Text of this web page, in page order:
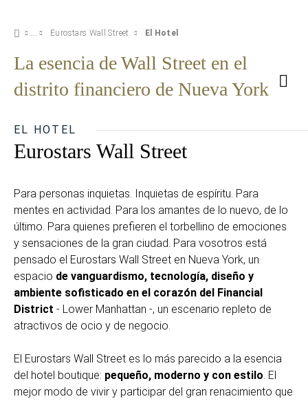
Eurostars Wall Street El Hotel
La esencia de Wall Street en el
distrito financiero de Nueva York
EL HOTEL
Eurostars Wall Street
Para personas inquietas. Inquietas de espíritu. Para
mentes en actividad. Para los amantes de lo nuevo, de lo
último. Para quienes prefieren el torbellino de emociones
y sensaciones de la gran ciudad. Para vosotros está
pensado el Eurostars Wall Street en Nueva York, un
espacio de vanguardismo, tecnología, diseño y
ambiente sofisticado en el corazón del Financial
District - Lower Manhattan -, un escenario repleto de
atractivos de ocio y de negocio.
El Eurostars Wall Street es lo más parecido a la esencia
del hotel boutique: pequeño, moderno y con estilo. El
mejor modo de vivir y participar del gran renacimiento que